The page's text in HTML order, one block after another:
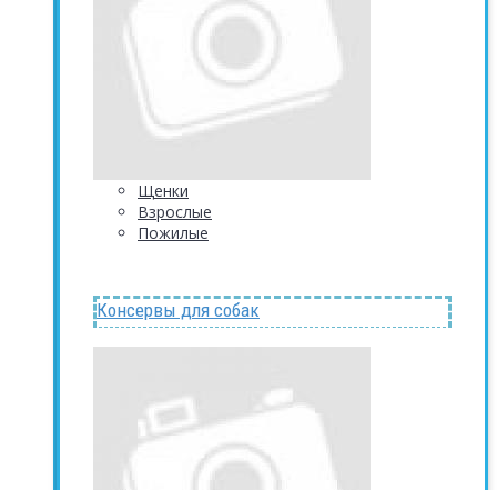
Щенки
Взрослые
Пожилые
Консервы для собак